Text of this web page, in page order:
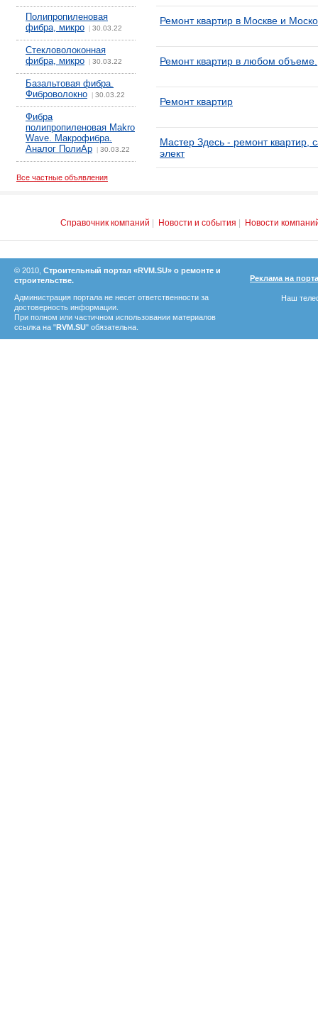
Полипропиленовая
фибра, микро
30.03.22
Стекловолоконная
фибра, микро
30.03.22
Базальтовая фибра.
Фиброволокно
30.03.22
Фибра
полипропиленовая Makro
Wave. Макрофибра.
Аналог ПолиАр
30.03.22
Все частные объявления
Ремонт квартир в Москве и
Ремонт квартир в любом объеме.
Ремонт квартир
Мастер Здесь - ремонт квартир,
элект
Справочник компаний Новости и события Новости
© 2010, Строительный портал «RVM.SU» о ремонте и
строительстве.
Администрация портала не несет ответственности за
достоверность информации.
При полном или частичном использовании материалов
ссылка на "RVM.SU" обязательна.
Реклама на
Наш